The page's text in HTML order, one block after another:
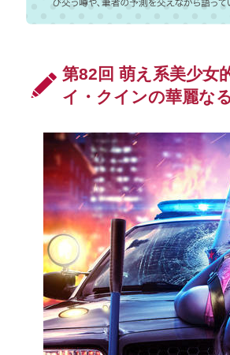
第82回 萌え系美少女
イ・クインの華麗な